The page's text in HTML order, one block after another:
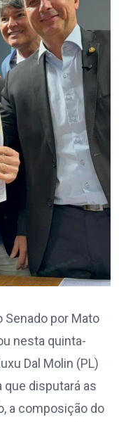
Senado por Mato
nesta quinta-
Dal Molin (PL)
disputará as
a composição do